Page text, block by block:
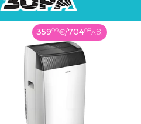
35999€/70408лв.